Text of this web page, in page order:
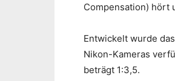
Compensation) hört
Entwickelt wurde
Nikon-Kameras
beträgt 1:3,5.